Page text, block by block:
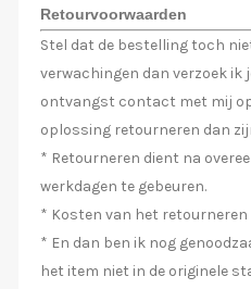
Retourvoorwaarden
Stel dat de bestelling toch
verwachingen dan verzoek ik
ontvangst contact met mij
oplossing retourneren dan
* Retourneren dient na
werkdagen te gebeuren.
* Kosten van het retourneren
* En dan ben ik nog
het item niet in de originele